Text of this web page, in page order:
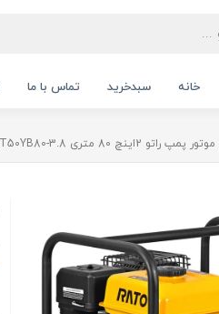
خانه سبدخرید تماس با ما
موتور پمپ راتو 2اینچ 80 متری RT50YB80-3.8